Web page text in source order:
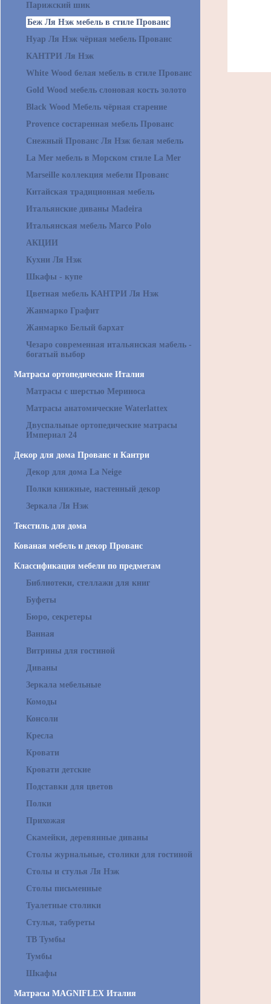
Парижский шик
Беж Ля Нэж мебель в стиле Прованс
Нуар Ля Нэж чёрная мебель Прованс
КАНТРИ Ля Нэж
White Wood белая мебель в стиле Прованс
Gold Wood мебель слоновая кость золото
Black Wood Мебель чёрная старение
Provence состаренная мебель Прованс
Снежный Прованс Ля Нэж белая мебель
La Mer мебель в Морском стиле La Mer
Marseille коллекция мебели Прованс
Китайская традиционная мебель
Итальянские диваны Madeira
Итальянская мебель Marco Polo
АКЦИИ
Кухни Ля Нэж
Шкафы - купе
Цветная мебель КАНТРИ Ля Нэж
Жанмарко Графит
Жанмарко Белый бархат
Чезаро современная итальянская мабель -
богатый выбор
Матрасы ортопедические Италия
Матрасы с шерстью Мериноса
Матрасы анатомические Waterlattex
Двуспальные ортопедические матрасы
Империал 24
Декор для дома Прованс и Кантри
Декор для дома La Neige
Полки книжные, настенный декор
Зеркала Ля Нэж
Текстиль для дома
Кованая мебель и декор Прованс
Классификация мебели по предметам
Библиотеки, стеллажи для книг
Буфеты
Бюро, секретеры
Ванная
Витрины для гостиной
Диваны
Зеркала мебельные
Комоды
Консоли
Кресла
Кровати
Кровати детские
Подставки для цветов
Полки
Прихожая
Скамейки, деревянные диваны
Столы журнальные, столики для гостиной
Столы и стулья Ля Нэж
Столы письменные
Туалетные столики
Стулья, табуреты
ТВ Тумбы
Тумбы
Шкафы
Матрасы MAGNIFLEX Италия